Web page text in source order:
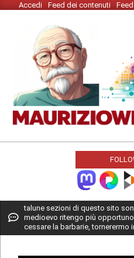
Skip Accedi Feed dei contenuti
MAURIZIO
WEBLOG
Primary
Navigation
Menu
talune sezioni di questo sito
medioevo ritengo più
cessare la barbarie, tornerermo